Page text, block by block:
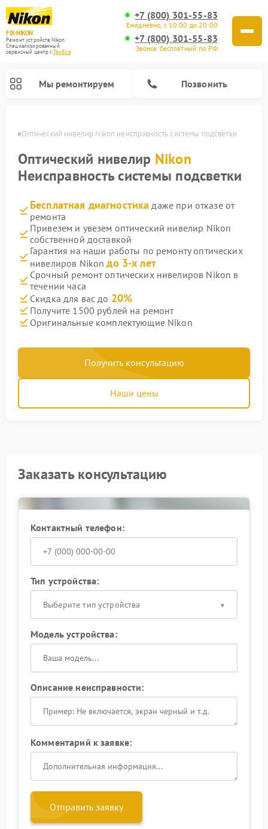
FIX-NIKON
Ремонт устройств Nikon
Специализированный
cервисный центр г.Тамбов
+7 (800) 301-55-83
Ежедневно, с 10:00 до 20:00
+7 (800) 301-55-83
Звонок бесплатный по РФ
Мы ремонтируем Позвонить
Оптический нивелир Nikon неисправность системы подсветки
Оптический нивелир Nikon
Неисправность системы подсветки
Бесплатная диагностика даже при отказе от
ремонта
Привезем и увезем оптический нивелир Nikon
собственной доставкой
Гарантия на наши работы по ремонту оптических
нивелиров Nikonдо 3-х лет
Срочный ремонт оптических нивелиров Nikon в
течении часа
Скидка для вас до 20%
Получите 1500 рублей на ремонт
Оригинальные комплектующие Nikon
Получить консультацию
Наши цены
Заказать консультацию
Контактный телефон:
Тип устройства:
Выберите тип устройства
Модель устройства:
Описание неисправности:
Комментарий к заявке:
Отправить заявку